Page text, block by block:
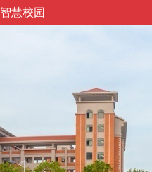
智慧校园